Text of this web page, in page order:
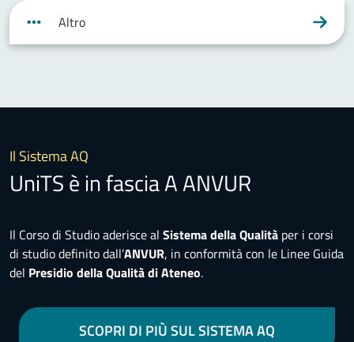
Altro
Il Sistema AQ
UniTS è in fascia A ANVUR
Il Corso di Studio aderisce al Sistema della Qualità per i corsi
di studio definito dall’ANVUR, in conformità con le Linee Guida
del Presidio della Qualità di Ateneo.
SCOPRI DI PIÙ SUL SISTEMA AQ